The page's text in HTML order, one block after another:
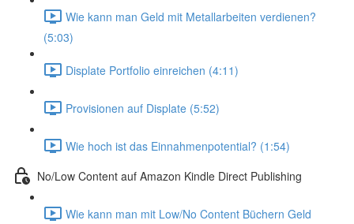
Wie kann man Geld mit Metallarbeiten verdienen?
(5:03)
Displate Portfolio einreichen (4:11)
Provisionen auf Displate (5:52)
Wie hoch ist das Einnahmenpotential? (1:54)
No/Low Content auf Amazon Kindle Direct Publishing
Wie kann man mit Low/No Content Büchern Geld